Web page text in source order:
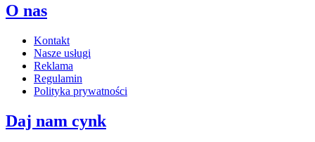
O nas
Kontakt
Nasze usługi
Reklama
Regulamin
Polityka prywatności
Daj nam cynk